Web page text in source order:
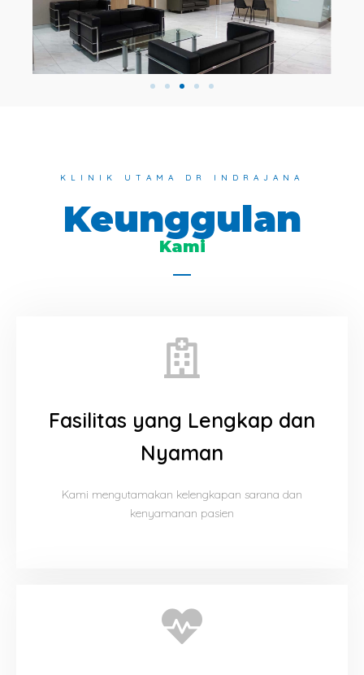
KLINIK UTAMA DR INDRAJANA
Keunggulan
Kami
Fasilitas yang Lengkap dan
Nyaman
Kami mengutamakan kelengkapan sarana dan
kenyamanan pasien